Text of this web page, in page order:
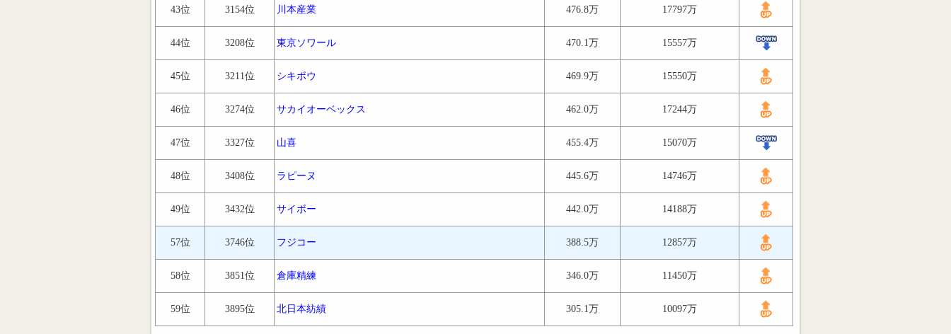
43位 3154位 川本産業 476.8万 17797万
44位 3208位 東京ソワール 470.1万 15557万
45位 3211位 シキボウ 469.9万 15550万
46位 3274位 サカイオーベックス 462.0万 17244万
47位 3327位 山喜 455.4万 15070万
48位 3408位 ラピーヌ 445.6万 14746万
49位 3432位 サイボー 442.0万 14188万
57位 3746位 フジコー 388.5万 12857万
58位 3851位 倉庫精練 346.0万 11450万
59位 3895位 北日本紡績 305.1万 10097万